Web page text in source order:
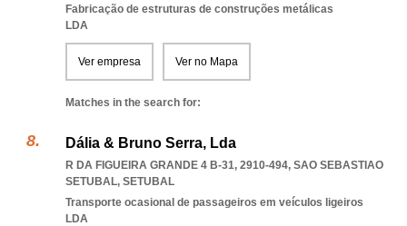
Fabricação de estruturas de construções metálicas
LDA
Ver empresa Ver no Mapa
Matches in the search for:
Dália & Bruno Serra, Lda
R DA FIGUEIRA GRANDE 4 B-31, 2910-494, SAO SEBASTIAO
SETUBAL, SETUBAL
Transporte ocasional de passageiros em veículos ligeiros
LDA